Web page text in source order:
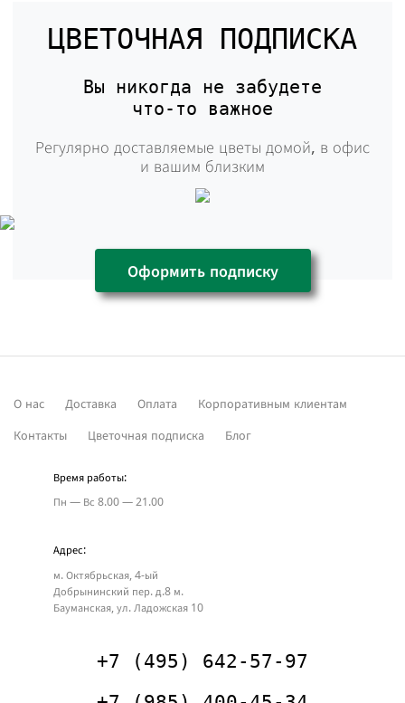
ЦВЕТОЧНАЯ ПОДПИСКА
Вы никогда не забудете
что-то важное
Регулярно доставляемые цветы домой, в офис
и вашим близким
Оформить подписку
О нас Доставка Оплата
Корпоративным клиентам
Контакты
Цветочная подписка Блог
Время работы:
Пн — Вс 8.00 — 21.00
Адрес:
м. Октябрьская, 4-ый
Добрынинский пер. д.8м.
Бауманская, ул. Ладожская 10
+7 (495) 642-57-97